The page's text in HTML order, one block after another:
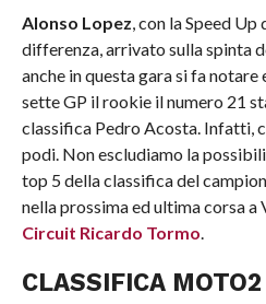
Alonso Lopez, con la Speed
differenza, arrivato sulla spinta
anche in questa gara si fa notare
sette GP il rookie il numero 21
classifica Pedro Acosta. Infatti,
podi. Non escludiamo la
top 5 della classifica del
nella prossima ed ultima corsa a
Circuit Ricardo Tormo.
CLASSIFICA MOTO2